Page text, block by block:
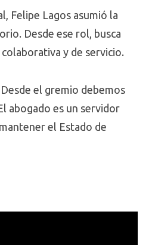
Felipe Lagos asumió la
Desde ese rol, busca
y de servicio.
el gremio debemos
abogado es un servidor
el Estado de